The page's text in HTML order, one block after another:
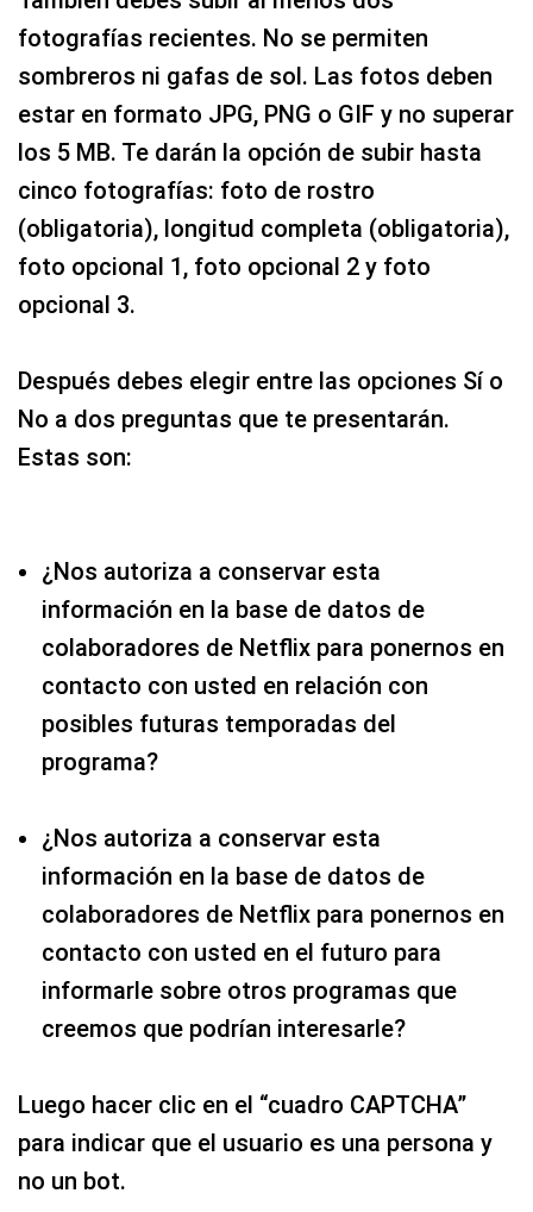
fotografías recientes. No se permiten
sombreros ni gafas de sol. Las fotos deben
estar en formato JPG, PNG o GIF y no superar
los 5 MB. Te darán la opción de subir hasta
cinco fotografías: foto de rostro
(obligatoria), longitud completa (obligatoria),
foto opcional 1, foto opcional 2 y foto
opcional 3.
Después debes elegir entre las opciones Sí o
No a dos preguntas que te presentarán.
Estas son:
¿Nos autoriza a conservar esta
información en la base de datos de
colaboradores de Netflix para ponernos en
contacto con usted en relación con
posibles futuras temporadas del
programa?
¿Nos autoriza a conservar esta
información en la base de datos de
colaboradores de Netflix para ponernos en
contacto con usted en el futuro para
informarle sobre otros programas que
creemos que podrían interesarle?
Luego hacer clic en el “cuadro CAPTCHA”
para indicar que el usuario es una persona y
no un bot.